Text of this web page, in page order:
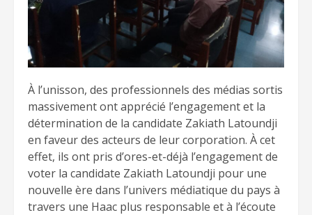
À l’unisson, des professionnels des médias sortis
massivement ont apprécié l’engagement et la
détermination de la candidate Zakiath Latoundji
en faveur des acteurs de leur corporation. À cet
effet, ils ont pris d’ores-et-déjà l’engagement de
voter la candidate Zakiath Latoundji pour une
nouvelle ère dans l’univers médiatique du pays à
travers une Haac plus responsable et à l’écoute